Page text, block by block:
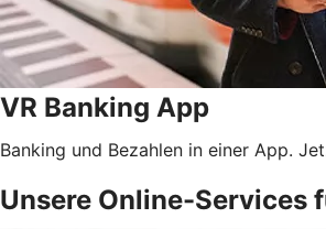
VR Banking App
Banking und Bezahlen in einer App.
Unsere Online-Services